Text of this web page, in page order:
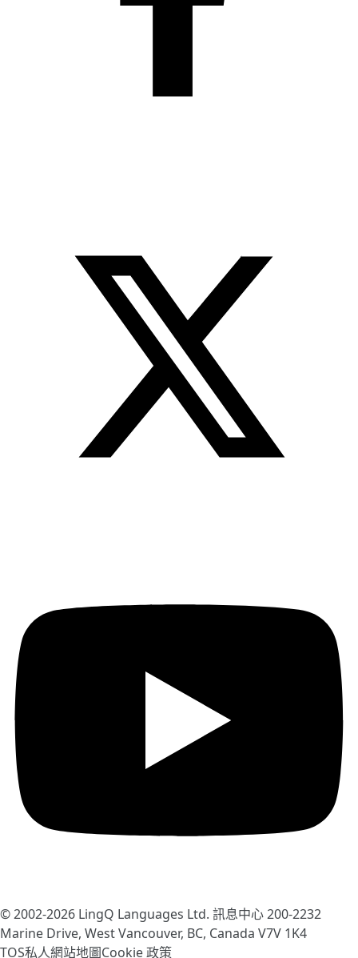
© 2002-2026 LingQ Languages Ltd. 訊息中心 200-2232
Marine Drive, West Vancouver, BC, Canada V7V 1K4
TOS私人網站地圖Cookie 政策